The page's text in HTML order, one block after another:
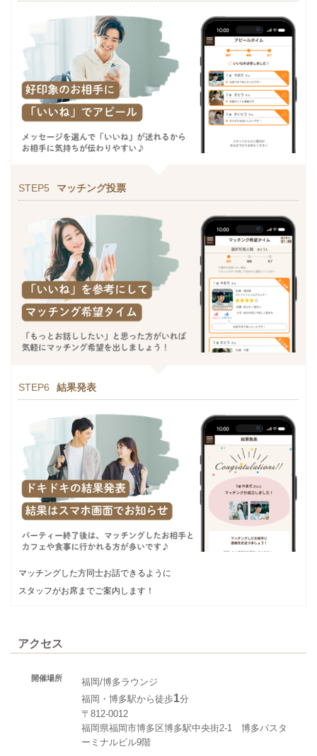
STEP5 マッチング投票
STEP6 結果発表
マッチングした方同士お話できるように
スタッフがお席までご案内します！
アクセス
開催場所
福岡/博多ラウンジ
福岡・博多駅から徒歩1分
〒812-0012
福岡県福岡市博多区博多駅中央街2-1 博多バスタ
ーミナルビル9階